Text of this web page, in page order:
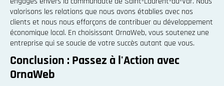
valorisons les relations que nous avons établies avec nos
clients et nous nous efforçons de contribuer au développement
économique local. En choisissant OrnaWeb, vous soutenez une
entreprise qui se soucie de votre succès autant que vous.
Conclusion : Passez à l'Action avec
OrnaWeb